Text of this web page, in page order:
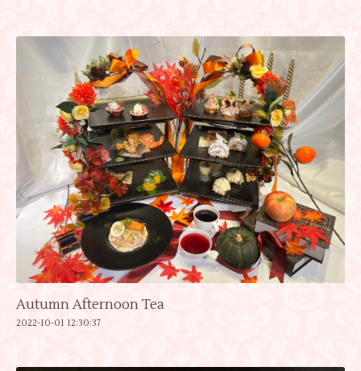
Autumn Afternoon Tea
2022-10-01 12:30:37